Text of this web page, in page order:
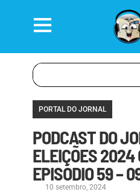
PORTAL DO JORNAL
PODCAST DO
ELEIÇÕES 2024
EPISÓDIO 59 –
10 setembro, 2024